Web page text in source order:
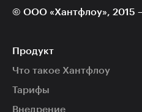
Carrot Quest, JivoSite,
и других внешних
Технически все они
к вашим данным, что
приватности
данных.
© ООО «Хантфлоу», 2015
Продукт
Что такое Хантфлоу
Тарифы
Внедрение